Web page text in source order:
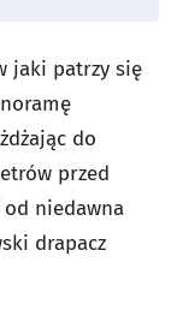
jaki patrzy się
do
przed
niedawna
drapacz